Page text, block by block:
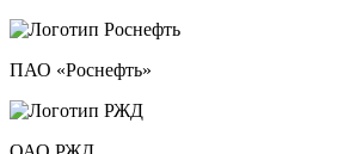
ПАО «Роснефть»